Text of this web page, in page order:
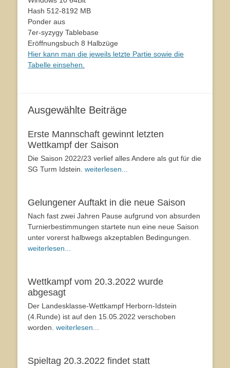
Hash 512-8192 MB
Ponder aus
7er-syzygy Tablebase
Eröffnungsbuch 8 Halbzüge
Hier kann man die jeweils letzte Partie sowie die
Tabelle einsehen.
Ausgewählte Beiträge
Erste Mannschaft gewinnt letzten
Wettkampf der Saison
Die Saison 2022/23 verlief alles Andere als gut für die
SG Turm Idstein. weiterlesen...
Gelungener Auftakt in die neue Saison
Nach fast zwei Jahren Pause aufgrund von absurden
Turnierbestimmungen startete nun eine neue Saison
unter vorerst halbwegs akzeptablen Bedingungen.
weiterlesen...
Wettkampf vom 20.3.2022 wurde
abgesagt
Der Landesklasse-Wettkampf Herborn-Idstein
(4.Runde) ist auf den 15.05.2022 verschoben
worden. weiterlesen...
Spieltag 20.3.2022 findet statt